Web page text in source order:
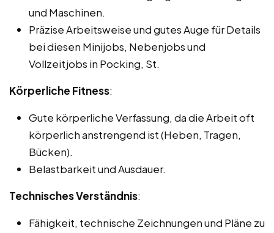
und Maschinen.
Präzise Arbeitsweise und gutes Auge für Details
bei diesen Minijobs, Nebenjobs und
Vollzeitjobs in Pocking, St.
Körperliche Fitness:
Gute körperliche Verfassung, da die Arbeit oft
körperlich anstrengend ist (Heben, Tragen,
Bücken).
Belastbarkeit und Ausdauer.
Technisches Verständnis:
Fähigkeit, technische Zeichnungen und Pläne zu